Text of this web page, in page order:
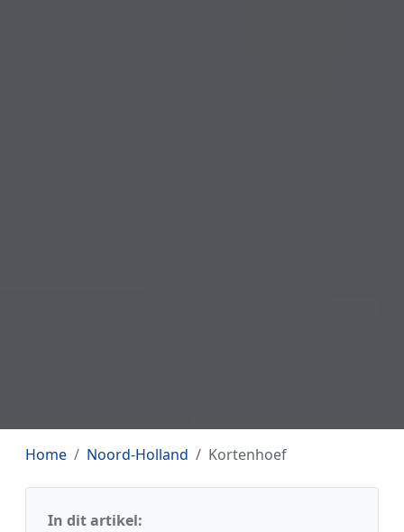
Home Noord-Holland Kortenhoef
In dit artikel: